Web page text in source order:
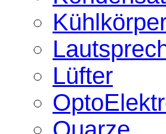
Lüfter